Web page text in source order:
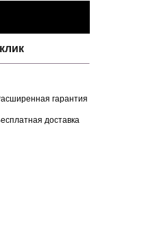
гарантия
доставка